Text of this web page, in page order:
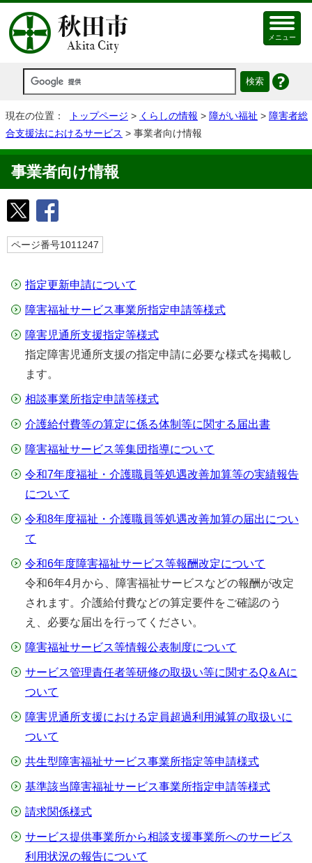
メニュー
現在の位置： トップページ > くらしの情報 > 障がい福祉 > 障害者総
合支援法におけるサービス > 事業者向け情報
事業者向け情報
ページ番号1011247
指定更新申請について
障害福祉サービス事業所指定申請等様式
障害児通所支援指定等様式
指定障害児通所支援の指定申請に必要な様式を掲載し
ます。
相談事業所指定申請等様式
介護給付費等の算定に係る体制等に関する届出書
障害福祉サービス等集団指導について
令和7年度福祉・介護職員等処遇改善加算等の実績報告
について
令和8年度福祉・介護職員等処遇改善加算の届出につい
て
令和6年度障害福祉サービス等報酬改定について
令和6年4月から、障害福祉サービスなどの報酬が改定
されます。介護給付費などの算定要件をご確認のう
え、必要な届出を行ってください。
障害福祉サービス等情報公表制度について
サービス管理責任者等研修の取扱い等に関するQ＆Aに
ついて
障害児通所支援における定員超過利用減算の取扱いに
ついて
共生型障害福祉サービス事業所指定等申請様式
基準該当障害福祉サービス事業所指定申請等様式
請求関係様式
サービス提供事業所から相談支援事業所へのサービス
利用状況の報告について